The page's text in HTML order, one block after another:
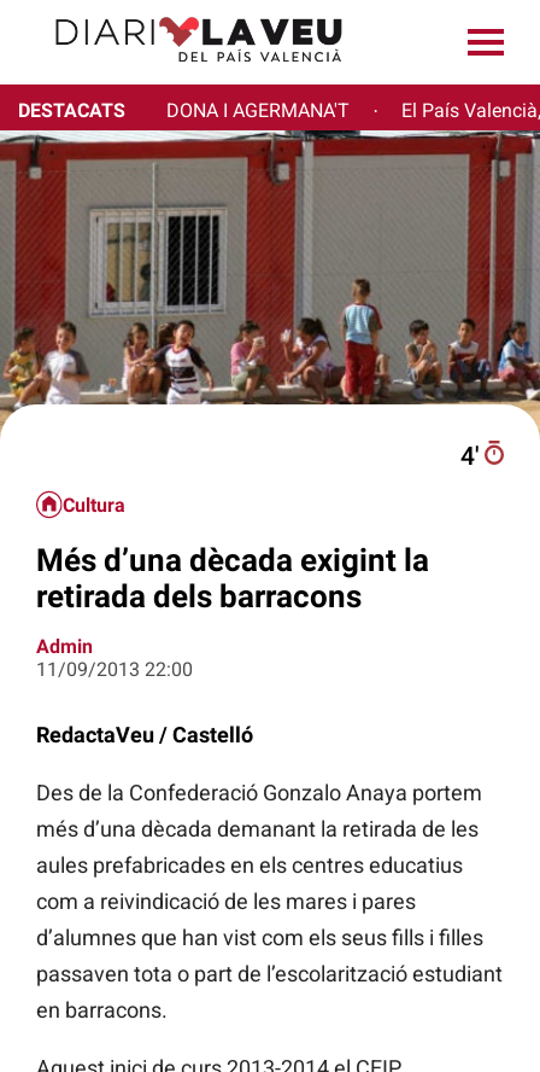
DESTACATS DONA I AGERMANA'T · El País
4′
Cultura
Més d’una dècada exigint la
retirada dels barracons
Admin
11/09/2013 22:00
RedactaVeu / Castelló
Des de la Confederació Gonzalo Anaya portem
més d’una dècada demanant la retirada de les
aules prefabricades en els centres educatius
com a reivindicació de les mares i pares
d’alumnes que han vist com els seus fills i filles
passaven tota o part de l’escolarització estudiant
en barracons.